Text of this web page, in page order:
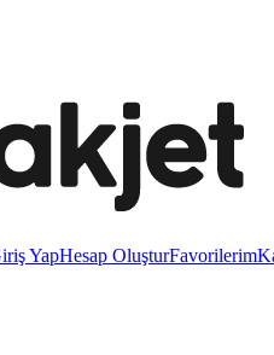
YapHesap OluşturFavorilerim